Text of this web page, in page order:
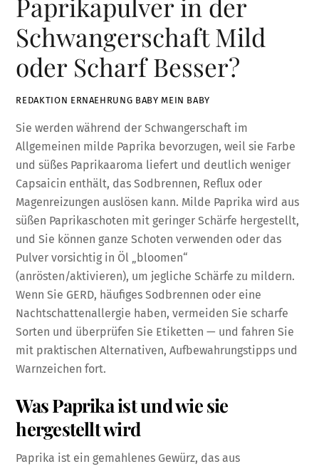
Paprikapulver in der
Schwangerschaft Mild
oder Scharf Besser?
REDAKTION ERNAEHRUNG BABY MEIN BABY
Sie werden während der Schwangerschaft im
Allgemeinen milde Paprika bevorzugen, weil sie Farbe
und süßes Paprikaaroma liefert und deutlich weniger
Capsaicin enthält, das Sodbrennen, Reflux oder
Magenreizungen auslösen kann. Milde Paprika wird aus
süßen Paprikaschoten mit geringer Schärfe hergestellt,
und Sie können ganze Schoten verwenden oder das
Pulver vorsichtig in Öl „bloomen“
(anrösten/aktivieren), um jegliche Schärfe zu mildern.
Wenn Sie GERD, häufiges Sodbrennen oder eine
Nachtschattenallergie haben, vermeiden Sie scharfe
Sorten und überprüfen Sie Etiketten — und fahren Sie
mit praktischen Alternativen, Aufbewahrungstipps und
Warnzeichen fort.
Was Paprika ist und wie sie
hergestellt wird
Paprika ist ein gemahlenes Gewürz, das aus